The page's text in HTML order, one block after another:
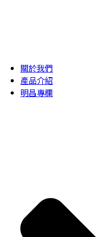
關於我們
產品介紹
明昌專欄